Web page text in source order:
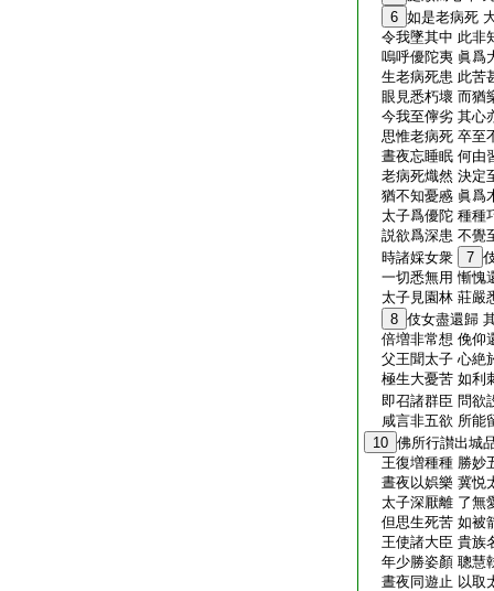
6 如是老病死
令我墜其中 此非
嗚呼優陀夷 眞爲
生老病死患 此苦
眼見悉朽壞 而猶
今我至儜劣 其心
思惟老病死 卒至
晝夜忘睡眠 何由
老病死熾然 決定
猶不知憂慼 眞爲
太子爲優陀 種種
説欲爲深患 不覺
時諸婇女衆
7
一切悉無用 慚愧
太子見園林 莊嚴
8 伎女盡還歸
倍増非常想 俛仰
父王聞太子 心絶
極生大憂苦 如利
即召諸群臣 問欲
咸言非五欲 所能
10 佛所行讃出城
王復増種種 勝妙
晝夜以娯樂 冀悦
太子深厭離 了無
但思生死苦 如被
王使諸大臣 貴族
年少勝姿顏 聰慧
晝夜同遊止 以取